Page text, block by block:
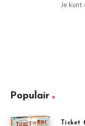
Je
Populair
Ticket